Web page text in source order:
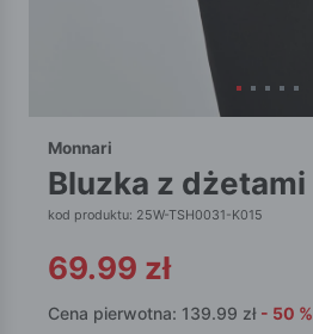
Monnari
bluzka z dżetami
kod produktu: 25W-TSH0031-K015
69.99 zł
Cena pierwotna: 139.99 zł - 50 %